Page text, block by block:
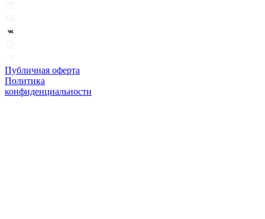
Публичная оферта
Политика
конфиденциальности